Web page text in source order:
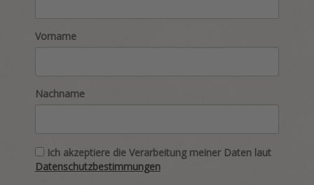
Vorname
Nachname
Ich akzeptiere die Verarbeitung meiner Daten laut
Datenschutzbestimmungen